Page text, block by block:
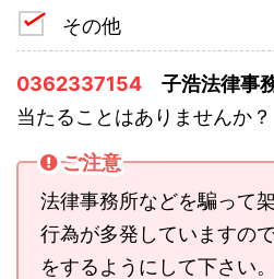
その他
0362337154 子浩法律事
当たることはありませんか？
ご注意
法律事務所などを騙って
行為が多発していますの
をするようにして下さい。